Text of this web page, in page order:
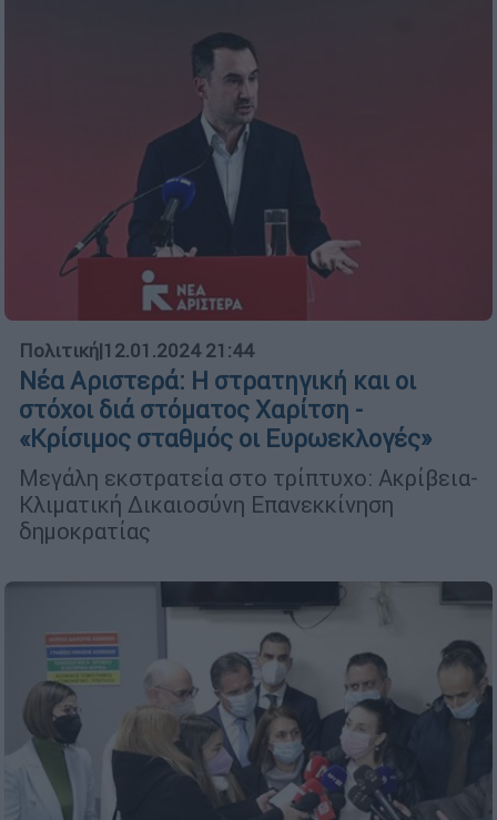
Πολιτική|12.01.2024 21:44
Νέα Αριστερά: Η στρατηγική και οι
στόχοι διά στόματος Χαρίτση -
«Κρίσιμος σταθμός οι Ευρωεκλογές»
Μεγάλη εκστρατεία στο τρίπτυχο: Ακρίβεια-
Κλιματική Δικαιοσύνη Επανεκκίνηση
δημοκρατίας